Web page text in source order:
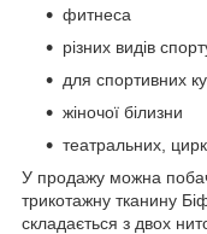
фитнеса
різних видів
для спортивних
жіночої білизни
театральних,
У продажу можна
трикотажну тканину
складається з двох